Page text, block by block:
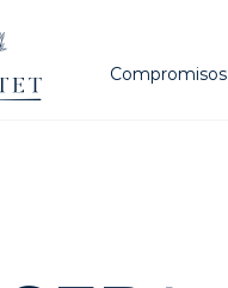
Compromisos